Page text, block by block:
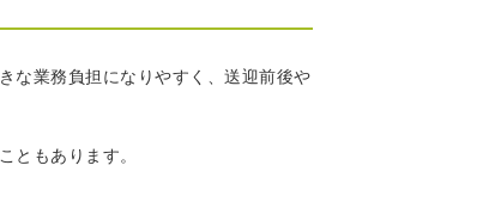
な業務負担になりやすく、送迎前後や
ともあります。